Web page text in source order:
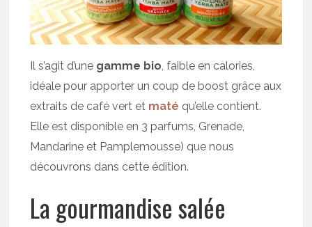
Il s’agit d’une gamme bio, faible en calories,
idéale pour apporter un coup de boost grâce aux
extraits de café vert et maté qu’elle contient.
Elle est disponible en 3 parfums, Grenade,
Mandarine et Pamplemousse) que nous
découvrons dans cette édition.
La gourmandise salée